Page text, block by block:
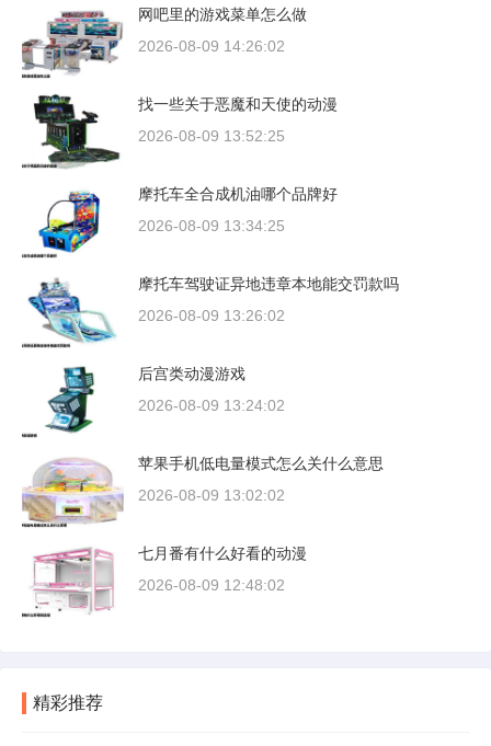
网吧里的游戏菜单怎么做
2026-08-09 14:26:02
找一些关于恶魔和天使的动漫
2026-08-09 13:52:25
摩托车全合成机油哪个品牌好
2026-08-09 13:34:25
摩托车驾驶证异地违章本地能交罚款吗
2026-08-09 13:26:02
后宫类动漫游戏
2026-08-09 13:24:02
苹果手机低电量模式怎么关什么意思
2026-08-09 13:02:02
七月番有什么好看的动漫
2026-08-09 12:48:02
精彩推荐